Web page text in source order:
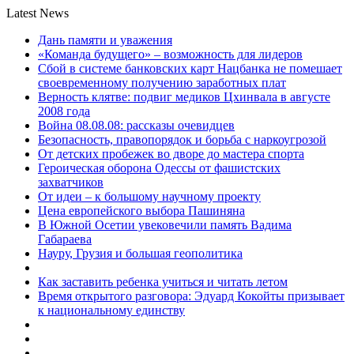
Latest News
Дань памяти и уважения
«Команда будущего» – возможность для лидеров
Сбой в системе банковских карт Нацбанка не помешает
своевременному получению заработных плат
Верность клятве: подвиг медиков Цхинвала в августе
2008 года
Война 08.08.08: рассказы очевидцев
Безопасность, правопорядок и борьба с наркоугрозой
От детских пробежек во дворе до мастера спорта
Героическая оборона Одессы от фашистских
захватчиков
От идеи – к большому научному проекту
Цена европейского выбора Пашиняна
В Южной Осетии увековечили память Вадима
Габараева
Науру, Грузия и большая геополитика
Как заставить ребенка учиться и читать летом
Время открытого разговора: Эдуард Кокойты призывает
к национальному единству